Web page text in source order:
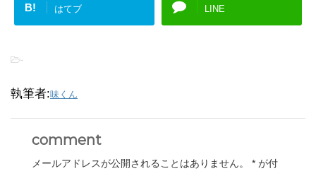
B! はてブ LINE
-
執筆者:味くん
comment
メールアドレスが公開されることはありません。 * が付